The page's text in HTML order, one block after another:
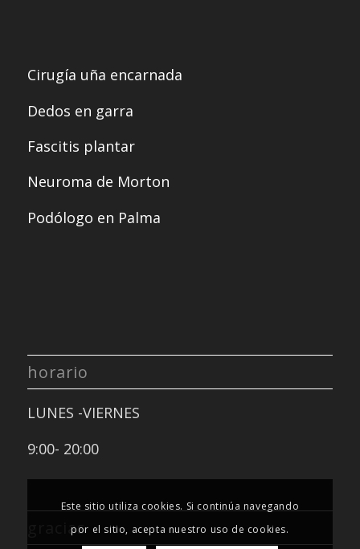
Cirugía uña encarnada
Dedos en garra
Fascitis plantar
Neuroma de Morton
Podólogo en Palma
horario
LUNES -VIERNES
9:00- 20:00
gracias
Este sitio utiliza cookies. Si continúa navegando
por el sitio, acepta nuestro uso de cookies.